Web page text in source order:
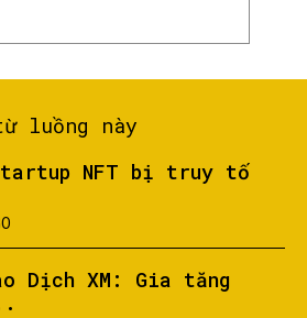
luồng này
NFT bị truy tố
Dịch XM: Gia tăng